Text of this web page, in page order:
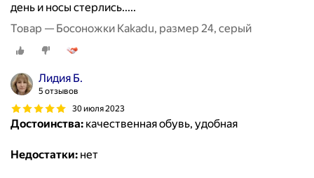
день и носы стерлись.....
Товар — Босоножки Kakadu, размер 24, серый
Лидия Б.
5 отзывов
30 июля 2023
Достоинства: качественная обувь, удобная
Недостатки: нет